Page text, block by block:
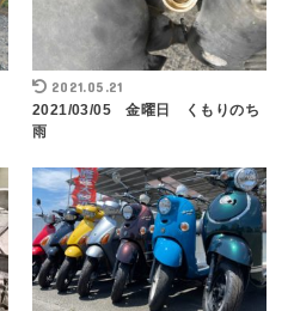
2021.05.21
2021/03/05 金曜日 くもりのち
雨